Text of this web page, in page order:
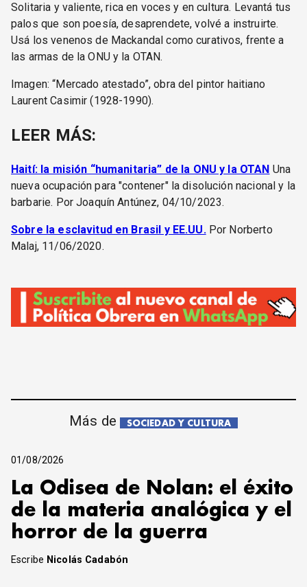
Solitaria y valiente, rica en voces y en cultura. Levantá tus
palos que son poesía, desaprendete, volvé a instruirte.
Usá los venenos de Mackandal como curativos, frente a
las armas de la ONU y la OTAN.
Imagen: “Mercado atestado”, obra del pintor haitiano
Laurent Casimir (1928-1990).
LEER MÁS:
Haití: la misión “humanitaria” de la ONU y la OTAN Una
nueva ocupación para "contener" la disolución nacional y la
barbarie. Por Joaquín Antúnez, 04/10/2023.
Sobre la esclavitud en Brasil y EE.UU.Por Norberto
Malaj, 11/06/2020.
Más de SOCIEDAD Y CULTURA
01/08/2026
La Odisea de Nolan: el éxito
de la materia analógica y el
horror de la guerra
Escribe Nicolás Cadabón